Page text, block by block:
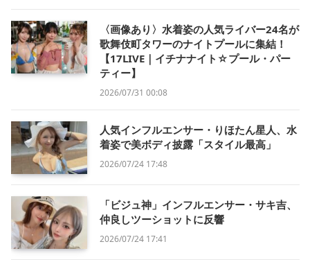
〈画像あり〉水着姿の人気ライバー24名が
歌舞伎町タワーのナイトプールに集結！
【17LIVE｜イチナナイト☆プール・パー
ティー】
2026/07/31 00:08
人気インフルエンサー・りほたん星人、水
着姿で美ボディ披露「スタイル最高」
2026/07/24 17:48
「ビジュ神」インフルエンサー・サキ吉、
仲良しツーショットに反響
2026/07/24 17:41